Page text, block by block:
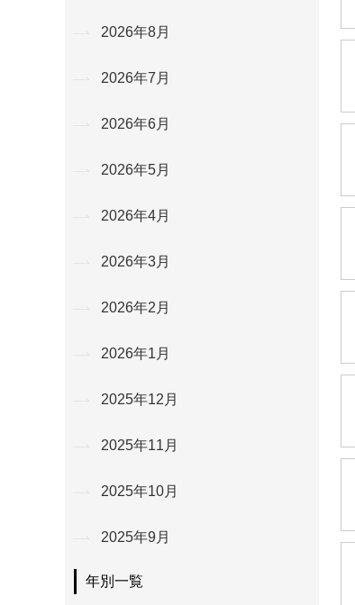
2026年8月
2026年7月
2026年6月
2026年5月
2026年4月
2026年3月
2026年2月
2026年1月
2025年12月
2025年11月
2025年10月
2025年9月
年別一覧